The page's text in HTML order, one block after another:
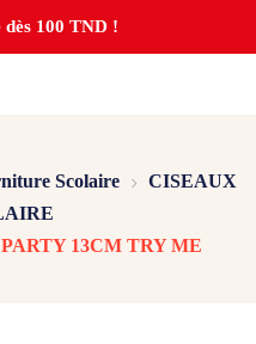
100 TND !
Scolaire
CISEAUX
13CM TRY ME